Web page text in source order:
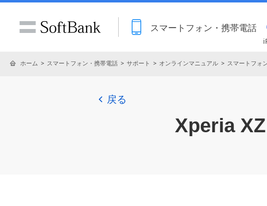
スマートフォン・携帯電話
ホーム スマートフォン・携帯電話 サポート オンラインマニュアル スマートフォ
戻る
Xperia XZ